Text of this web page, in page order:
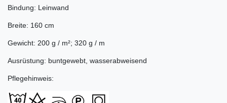
Bindung: Leinwand
Breite: 160 cm
Gewicht: 200 g / m²; 320 g / m
Ausrüstung: buntgewebt, wasserabweisend
Pflegehinweis: